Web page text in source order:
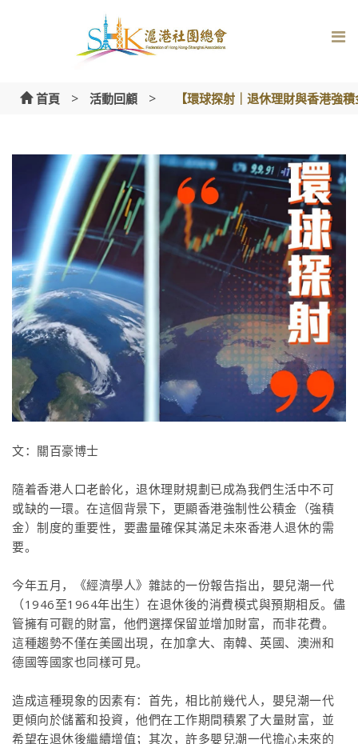
首頁 > 活動回顧 > 【環球探射｜退休理財與香港強
文： 關百豪博士
隨着香港人口老齡化，退休理財規劃已成為我們生活中不可
或缺的一環。在這個背景下，更顯香港強制性公積金（強積
金）制度的重要性，要盡量確保其滿足未來香港人退休的需
要。
今年五月，《經濟學人》雜誌的一份報告指出，嬰兒潮一代
（1946至1964年出生）在退休後的消費模式與預期相反。 儘
管擁有可觀的財富，他們選擇保留並增加財富，而非花費。
這種趨勢不僅在美國出現，在加拿大、南韓、英國、澳洲和
德國等國家也同樣可見。
造成這種現象的因素有：首先，相比前幾代人，嬰兒潮一代
更傾向於儲蓄和投資，他們在工作期間積累了大量財富，並
希望在退休後繼續增值；其次，許多嬰兒潮一代擔心未來的